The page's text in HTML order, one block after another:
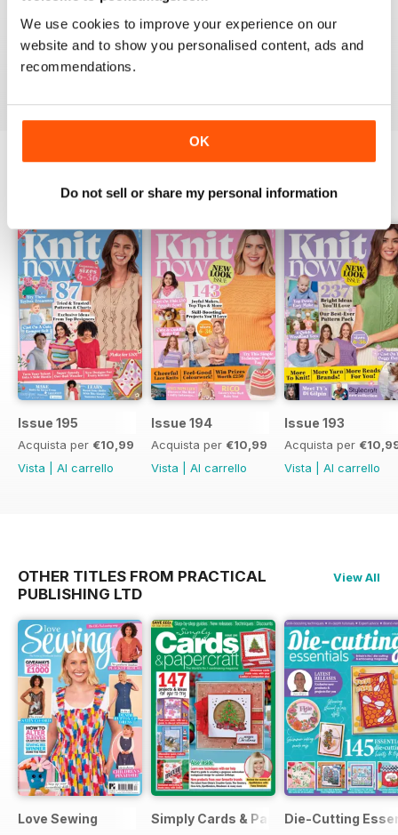
We use cookies to improve your experience on our
website and to show you personalised content, ads and
recommendations.
OK
Do not sell or share my personal information
One of the best knitting magazines in UK
EDIZIONI INDIETRO Visualizza tutti
Issue 195
Acquista per €10,99
Vista
Al carrello
Issue 194
Acquista per €10,99
Vista
Al carrello
Issue 193
Acquista per
Vista
Al carrello
OTHER TITLES FROM PRACTICAL
PUBLISHING LTD
View All
Love Sewing Simply Cards & PapercraftDie-Cutting